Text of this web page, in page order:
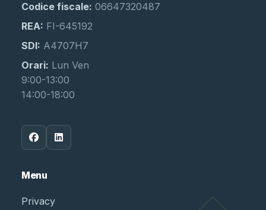
Codice fiscale: 06647320487
REA: FI-645192
SDI: A4707H7
Orari: Lun Ven
9:00-13:00
14:00-18:00
Menu
Privacy